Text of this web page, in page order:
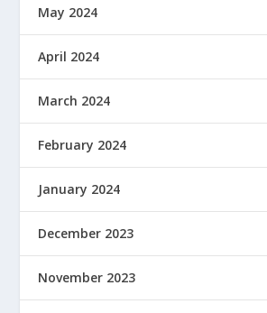
May 2024
April 2024
March 2024
February 2024
January 2024
December 2023
November 2023